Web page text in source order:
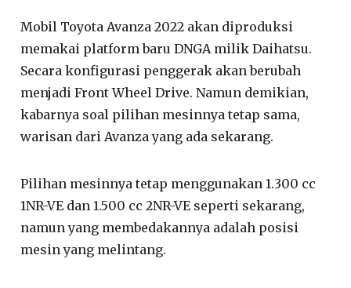
Mobil Toyota Avanza 2022 akan diproduksi
memakai platform baru DNGA milik Daihatsu.
Secara konfigurasi penggerak akan berubah
menjadi Front Wheel Drive. Namun demikian,
kabarnya soal pilihan mesinnya tetap sama,
warisan dari Avanza yang ada sekarang.
Pilihan mesinnya tetap menggunakan 1.300 cc
1NR-VE dan 1.500 cc 2NR-VE seperti sekarang,
namun yang membedakannya adalah posisi
mesin yang melintang.